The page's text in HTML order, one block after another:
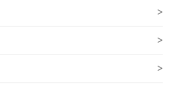
>
>
>